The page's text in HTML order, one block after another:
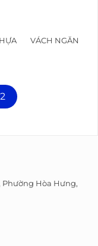
VÁCH NGĂN
Phường Hòa Hưng,